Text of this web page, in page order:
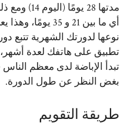
مدتها 28
أي ما بين 21 و 35
نوعها لدورتك الشهرية تتبع
تطبيق على هاتفك لعدة
بغض النظر عن طول الدورة.
طريقة التقويم